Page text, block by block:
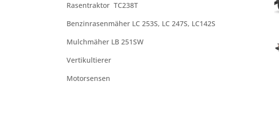
Rasentraktor TC238T
Benzinrasenmäher LC 253S, LC 247S, LC142S
Mulchmäher LB 251SW
Vertikultierer
Motorsensen